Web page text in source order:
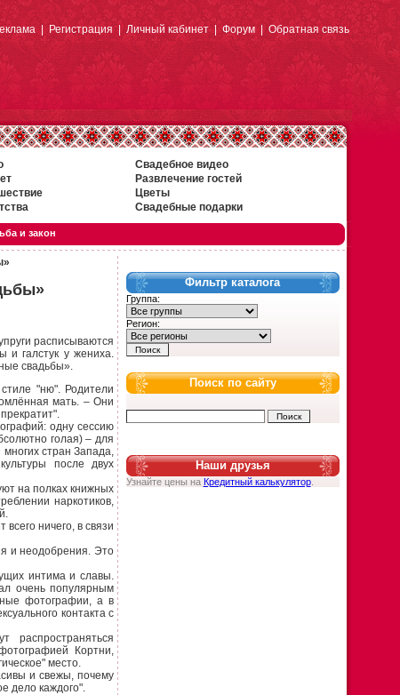
|Регистрация| Личный кабинет|Форум| Обратная связь
Свадебное видео
Развлечение гостей
Цветы
Свадебные подарки
и закон
расписываются
и галстук у жениха.
свадьбы».
"ню". Родители
мать. – Они
одну сессию
голая) – для
стран Запада,
после двух
на полках книжных
наркотиков,
ничего, в связи
и неодобрения. Это
интима и славы.
очень популярным
фотографии, а в
контакта с
распространяться
Кортни,
место.
и свежы, почему
дело каждого".
Фильтр каталога
Группа:
Регион:
Поиск по сайту
Наши друзья
Узнайте цены на Кредитный калькулятор.